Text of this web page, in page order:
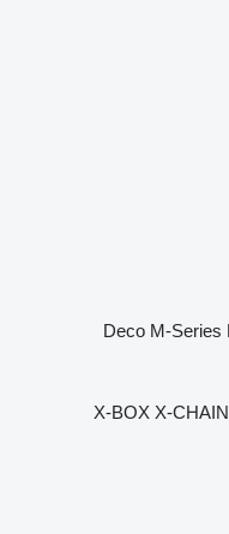
Deco M-Series
X-BOX X-CHAIN